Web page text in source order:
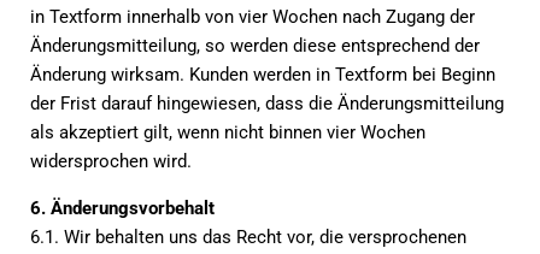
in Textform innerhalb von vier Wochen nach Zugang der
Änderungsmitteilung, so werden diese entsprechend der
Änderung wirksam. Kunden werden in Textform bei Beginn
der Frist darauf hingewiesen, dass die Änderungsmitteilung
als akzeptiert gilt, wenn nicht binnen vier Wochen
widersprochen wird.
6. Änderungsvorbehalt
6.1. Wir behalten uns das Recht vor, die versprochenen